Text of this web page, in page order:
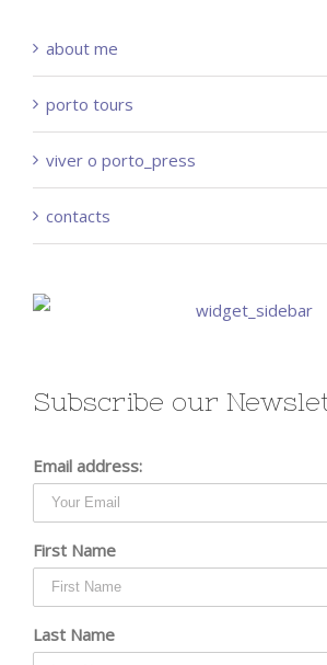
about me
porto tours
viver o porto_press
contacts
Subscribe our
Email address:
First Name
Last Name